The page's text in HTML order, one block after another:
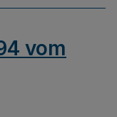
vom